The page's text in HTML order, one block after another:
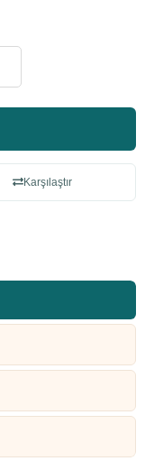
Karşılaştır